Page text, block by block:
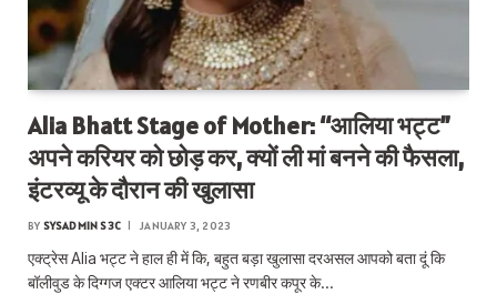
Alia Bhatt Stage of Mother: “आलिया भट्ट”
अपने करियर को छोड़ कर, क्यों ली मां बनने की फैसला,
इंटरव्यू के दौरान की खुलासा
BY SYSADMIN S3C JANUARY 3, 2023
एक्ट्रेस Alia भट्ट ने हाल ही में कि, बहुत बड़ा खुलासा दरअसल आपको बता दूं कि
बॉलीवुड के दिग्गज एक्टर आलिया भट्ट ने रणबीर कपूर के…